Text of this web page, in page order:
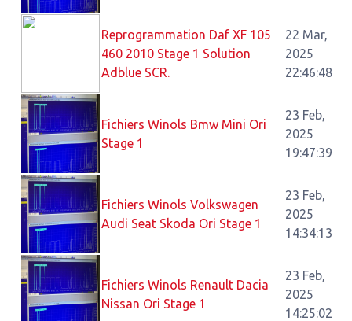
Reprogrammation Daf XF 105
460 2010 Stage 1 Solution
Adblue SCR.
22 Mar,
2025
22:46:48
Fichiers Winols Bmw Mini Ori
Stage 1
23 Feb,
2025
19:47:39
Fichiers Winols Volkswagen
Audi Seat Skoda Ori Stage 1
23 Feb,
2025
14:34:13
Fichiers Winols Renault Dacia
Nissan Ori Stage 1
23 Feb,
2025
14:25:02